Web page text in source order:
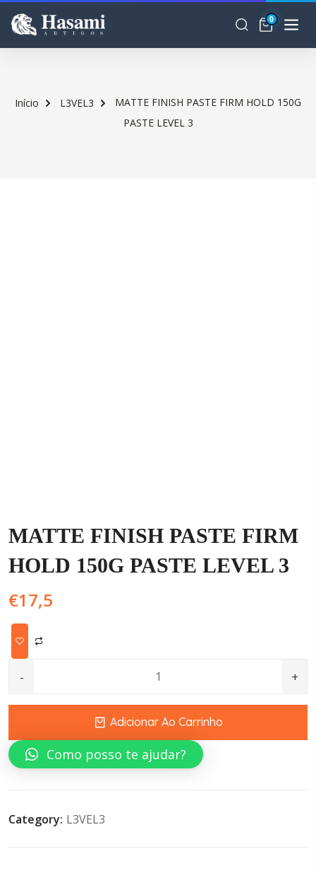
0
Início L3VEL3
MATTE FINISH PASTE FIRM HOLD 150G
PASTE LEVEL 3
MATTE FINISH PASTE FIRM
HOLD 150G PASTE LEVEL 3
€17,5
MATTE FINISH PASTE FIRM HOLD 150G PASTE LEVEL 3
Adicionar Ao Carrinho
Como posso te ajudar?
Category: L3VEL3